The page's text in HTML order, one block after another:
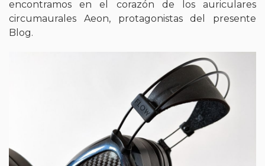
encontramos en el corazón de los auriculares
circumaurales Aeon, protagonistas del presente
Blog.